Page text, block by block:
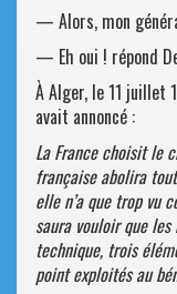
— Alors, mon
— Eh oui ! répond
À Alger, le 11 juillet
avait annoncé :
La France choisit le
française abolira
elle n’a que trop vu
saura vouloir que
technique, trois
point exploités au